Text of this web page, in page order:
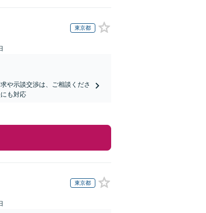
東京都
や示談交渉は、ご相談くださ
も対応
東京都